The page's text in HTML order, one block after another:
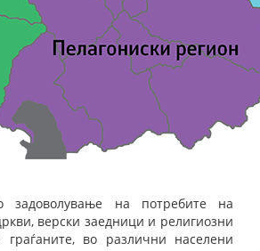
задоволување на потребите на
верски заедници и религиозни
во различни населени